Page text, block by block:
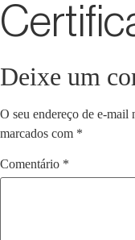
Deixe um
O seu endereço de e-mail
marcados com *
Comentário *